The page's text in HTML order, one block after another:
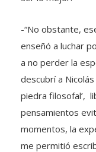
-“No obstante,
enseñó a luchar
a no perder la
descubrí a
piedra filosofal’,
pensamientos
momentos, la
me permitió